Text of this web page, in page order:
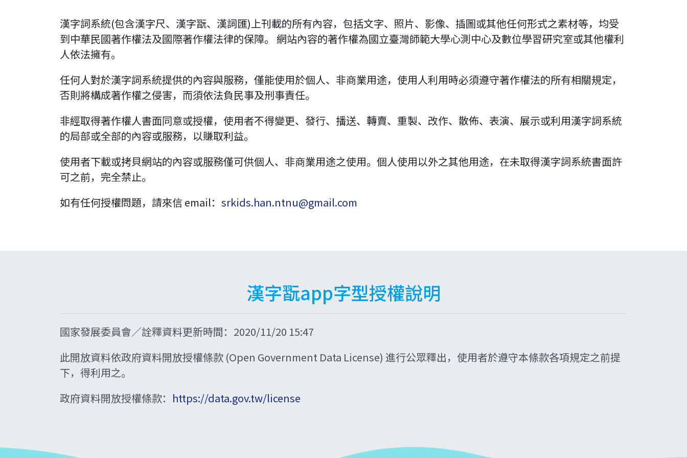
版權說明
漢字詞系統(包含漢字尺、漢字翫、漢詞匯)上刊載的所有內容，包括文字、照片、影像、插圖或其他任何形式之素材等，均受
到中華民國著作權法及國際著作權法律的保障。 網站內容的著作權為國立臺灣師範大學心測中心及數位學習研究室或其他權利
人依法擁有。
任何人對於漢字詞系統提供的內容與服務，僅能使用於個人、非商業用途，使用人利用時必須遵守著作權法的所有相關規定，
否則將構成著作權之侵害，而須依法負民事及刑事責任。
非經取得著作權人書面同意或授權，使用者不得變更、發行、播送、轉賣、重製、改作、散佈、表演、展示或利用漢字詞系統
的局部或全部的內容或服務，以賺取利益。
使用者下載或拷貝網站的內容或服務僅可供個人、非商業用途之使用。個人使用以外之其他用途，在未取得漢字詞系統書面許
可之前，完全禁止。
如有任何授權問題，請來信 email： srkids.han.ntnu@gmail.com
漢字翫app字型授權說明
國家發展委員會／詮釋資料更新時間：2020/11/20 15:47
此開放資料依政府資料開放授權條款 (Open Government Data License) 進行公眾釋出，使用者於遵守本條款各項規定之前提
下，得利用之。
政府資料開放授權條款： https://data.gov.tw/license